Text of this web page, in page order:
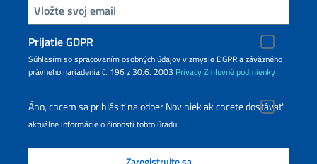
Zadajte vašu emailovú adresu
Prijatie GDPR
Súhlasím so spracovaním osobných údajov v zmysle DGPR a záväzného
právneho nariadenia č. 196 z 30.6. 2003 PrivacyZmluvné podmienky
Áno, chcem sa prihlásiť na odber Noviniek ak chcete dostávať
aktuálne informácie o činnosti tohto úradu